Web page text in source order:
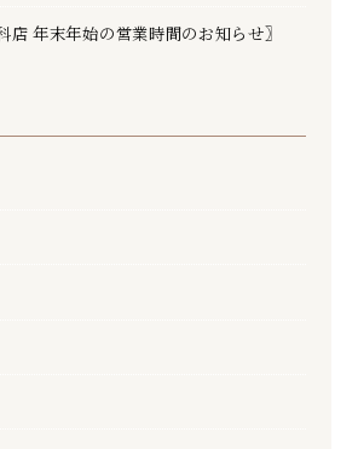
店 年末年始の営業時間のお知らせ〗